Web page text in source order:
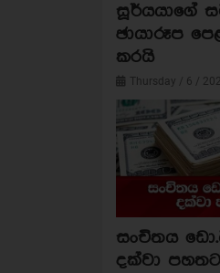
සූර්යයාගේ
ඡායාරූප
කරයි
Thursday / 6 /
සංචිතය
දක්වා පහතට